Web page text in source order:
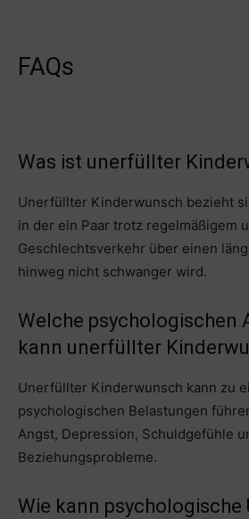
FAQs
Was ist unerfüllter
Unerfüllter Kinderwunsch bezieht
in der ein Paar trotz regelmäßigem
Geschlechtsverkehr über einen
hinweg nicht schwanger wird.
Welche psychologischen
kann unerfüllter
Unerfüllter Kinderwunsch kann zu
psychologischen Belastungen
Angst, Depression, Schuldgefühle
Beziehungsprobleme.
Wie kann